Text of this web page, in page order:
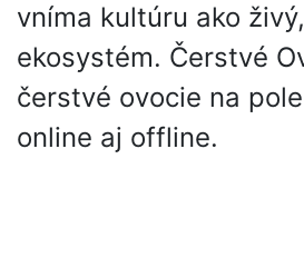
vníma kultúru ako
ekosystém. Čerstvé
čerstvé ovocie na
online aj offline.